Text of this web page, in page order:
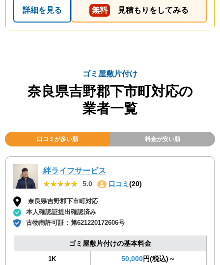
詳細を見る 無料 見積もりをしてみる
ゴミ屋敷片付け
奈良県吉野郡下市町対応の
業者一覧
口コミが多い順 料金が安い順
絆ライフサービス
★★★★★
★★★★★ 5.0 口コミ (20)
奈良県吉野郡下市町対応
本人確認証提出確認済み
古物商許可証：第621220172606号
ゴミ屋敷片付けの基本料金
1K 50,000円(税込)～